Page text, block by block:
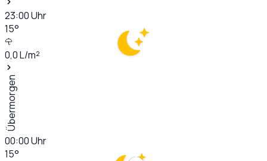
23:00Uhr
15°
0,0L/m²
Übermorgen
00:00Uhr
15°